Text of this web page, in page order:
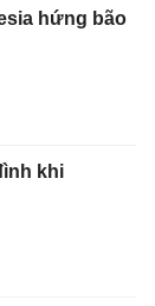
hứng bão
khi